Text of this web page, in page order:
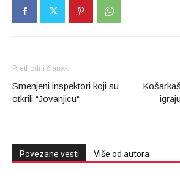
Prethodni članak
Smenjeni inspektori koji su
otkrili “Jovanjicu“
Povezane vesti Više od autora